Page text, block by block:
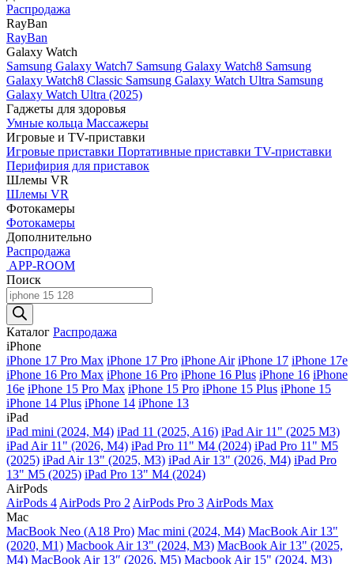
Распродажа
RayBan
RayBan
Galaxy Watch
Samsung Galaxy Watch7 Samsung Galaxy Watch8 Samsung
Galaxy Watch8 Classic Samsung Galaxy Watch Ultra Samsung
Galaxy Watch Ultra (2025)
Гаджеты для здоровья
Умные кольца Массажеры
Игровые и TV-приставки
Игровые приставки Портативные приставки TV-приставки
Перифирия для приставок
Шлемы VR
Шлемы VR
Фотокамеры
Фотокамеры
Дополнительно
Распродажа
APP-ROOM
Поиск
Поиск
товаров
Каталог Распродажа
iPhone
iPhone 17 Pro Max iPhone 17 Pro iPhone Air iPhone 17 iPhone 17e
iPhone 16 Pro Max iPhone 16 Pro iPhone 16 Plus iPhone 16 iPhone
16e iPhone 15 Pro Max iPhone 15 Pro iPhone 15 Plus iPhone 15
iPhone 14 Plus iPhone 14 iPhone 13
iPad
iPad mini (2024, M4) iPad 11 (2025, A16) iPad Air 11" (2025 M3)
iPad Air 11" (2026, M4) iPad Pro 11" M4 (2024) iPad Pro 11" M5
(2025) iPad Air 13" (2025, M3) iPad Air 13" (2026, M4) iPad Pro
13" M5 (2025) iPad Pro 13" M4 (2024)
AirPods
AirPods 4 AirPods Pro 2 AirPods Pro 3 AirPods Max
Mac
MacBook Neo (A18 Pro) Mac mini (2024, M4) MacBook Air 13"
(2020, M1) Macbook Air 13" (2024, M3) MacBook Air 13" (2025,
M4) MacBook Air 13″ (2026, M5) Macbook Air 15" (2024, M3)